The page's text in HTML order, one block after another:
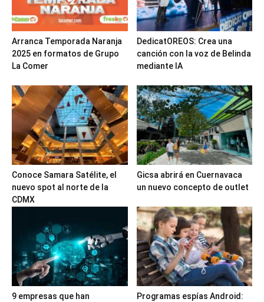
Arranca Temporada Naranja
2025 en formatos de Grupo
La Comer
DedicatOREOS: Crea una
canción con la voz de Belinda
mediante IA
Conoce Samara Satélite, el
nuevo spot al norte de la
CDMX
Gicsa abrirá en Cuernavaca
un nuevo concepto de outlet
9 empresas que han
Programas espías Android: